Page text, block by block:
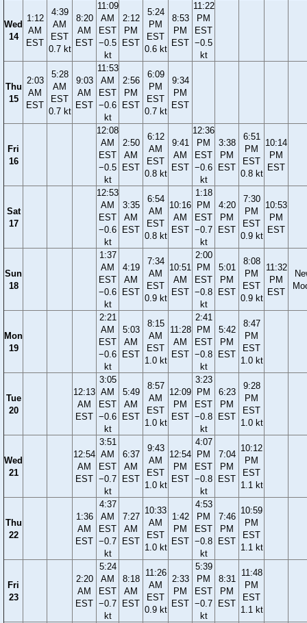
Wed
14
1:12
AM
EST
4:39
AM
EST
0.7 kt
8:20
AM
EST
11:09
AM
EST
−0.5
kt
2:12
PM
EST
5:24
PM
EST
0.6 kt
8:53
PM
EST
11:22
PM
EST
−0.5
kt
Thu
15
2:03
AM
EST
5:28
AM
EST
0.7 kt
9:03
AM
EST
11:53
AM
EST
−0.6
kt
2:56
PM
EST
6:09
PM
EST
0.7 kt
9:34
PM
EST
Fri
16
12:08
AM
EST
−0.5
kt
2:50
AM
EST
6:12
AM
EST
0.8 kt
9:41
AM
EST
12:36
PM
EST
−0.6
kt
3:38
PM
EST
6:51
PM
EST
0.8 kt
10:14
PM
EST
Sat
17
12:53
AM
EST
−0.6
kt
3:35
AM
EST
6:54
AM
EST
0.8 kt
10:16
AM
EST
1:18
PM
EST
−0.7
kt
4:20
PM
EST
7:30
PM
EST
0.9 kt
10:53
PM
EST
Sun
18
1:37
AM
EST
−0.6
kt
4:19
AM
EST
7:34
AM
EST
0.9 kt
10:51
AM
EST
2:00
PM
EST
−0.8
kt
5:01
PM
EST
8:08
PM
EST
0.9 kt
11:32
PM
EST
Mon
19
2:21
AM
EST
−0.6
kt
5:03
AM
EST
8:15
AM
EST
1.0 kt
11:28
AM
EST
2:41
PM
EST
−0.8
kt
5:42
PM
EST
8:47
PM
EST
1.0 kt
Tue
20
12:13
AM
EST
3:05
AM
EST
−0.6
kt
5:49
AM
EST
8:57
AM
EST
1.0 kt
12:09
PM
EST
3:23
PM
EST
−0.8
kt
6:23
PM
EST
9:28
PM
EST
1.0 kt
Wed
21
12:54
AM
EST
3:51
AM
EST
−0.7
kt
6:37
AM
EST
9:43
AM
EST
1.0 kt
12:54
PM
EST
4:07
PM
EST
−0.8
kt
7:04
PM
EST
10:12
PM
EST
1.1 kt
Thu
22
1:36
AM
EST
4:37
AM
EST
−0.7
kt
7:27
AM
EST
10:33
AM
EST
1.0 kt
1:42
PM
EST
4:53
PM
EST
−0.8
kt
7:46
PM
EST
10:59
PM
EST
1.1 kt
Fri
23
2:20
AM
EST
5:24
AM
EST
−0.7
kt
8:18
AM
EST
11:26
AM
EST
0.9 kt
2:33
PM
EST
5:39
PM
EST
−0.7
kt
8:31
PM
EST
11:48
PM
EST
1.1 kt